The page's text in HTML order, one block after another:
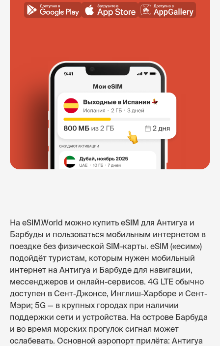
На eSIM.World можно купить eSIM для Антигуа и
Барбуды и пользоваться мобильным интернетом в
поездке без физической SIM-карты. eSIM («есим»)
подойдёт туристам, которым нужен мобильный
интернет на Антигуа и Барбуде для навигации,
мессенджеров и онлайн-сервисов. 4G LTE обычно
доступен в Сент-Джонсе, Инглиш-Харборе и Сент-
Мэри; 5G — в крупных городах при наличии
поддержки сети и устройства. На острове Барбуда
и во время морских прогулок сигнал может
ослабевать. Основной аэропорт прилёта: Антигуа